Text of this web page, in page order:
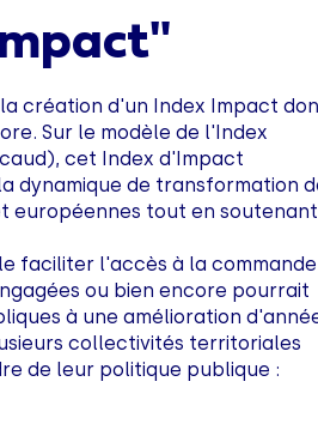
création d'un Index Impact
Sur le modèle de l'Index
cet Index d'Impact
dynamique de transformation
européennes tout en soutenant
faciliter l'accès à la commande
ou bien encore pourrait
à une amélioration
collectivités territoriales
de leur politique publique :